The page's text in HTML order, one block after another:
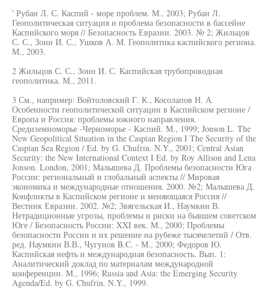
' Рубан Л. С. Каспий - море проблем. М., 2003; Рубан Л.
Геополитическая ситуация и проблема безопасности в бассейне
Каспийского моря // Безопасность Евразии. 2003. № 2; Жильцов
С. С., Зонн И. С., Ушков А. М. Геополитика каспийского региона.
М., 2003.
2 Жильцов С. С., Зонн И. С. Каспийская трубопроводная
геополитика. М., 2011.
3 См., например: Войтоловский Г. К., Косолапов Н. А.
Особенности геополитической ситуации в Каспийском регионе /
Европа и Россия: проблемы южного направления.
Средиземноморье -Черноморье - Каспий. М., 1999; Jonson L. The
New Geopolitical Situation in the Caspian Region I The Security of the
Caspian Sea Region / Ed. by G. Chufrin. N.Y., 2001; Central Asian
Security: the New International Context I Ed. by Roy Allison and Lena
Jonson. London, 2001; Малышева Д. Проблемы безопасности Юга
России: региональный и глобальный аспекты // Мировая
экономика и международные отношения. 2000. №2; Малышева Д.
Конфликты в Каспийском регионе и меняющаяся Россия //
Вестник Евразии. 2002. №2; Звягельская И., Наумкин В.
Нетрадиционные угрозы, проблемы и риски на бывшем советском
Юге / Безопасность России: XXI век. М., 2000; Проблемы
безопасности России и их решение на рубеже тысячелетий / Отв.
ред. Наумкин В.В., Чугунов B.C. - М., 2000; Федоров Ю.
Каспийская нефть и международная безопасность. Вып. 1:
Аналитический доклад по материалам международной
конференции. М., 1996; Russia and Asia: the Emerging Security
Agenda/Ed. by G. Chufrin. N.Y., 1999.